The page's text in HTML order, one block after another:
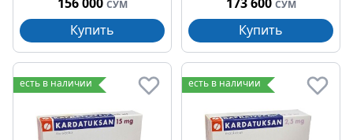
СУМ
Купить
СУМ
Купить
есть в наличии есть в наличии